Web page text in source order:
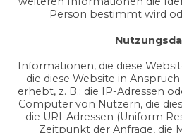
Person bestimmt wird
Informationen, die diese
die diese Website in
erhebt, z. B.: die IP-Adressen
Computer von Nutzern, die
die URI-Adressen (Uniform
Zeitpunkt der Anfrage, die